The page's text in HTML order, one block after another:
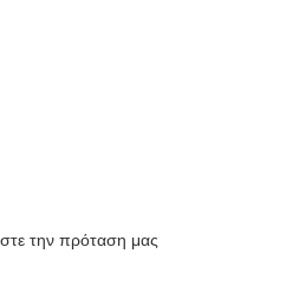
την πρόταση μας